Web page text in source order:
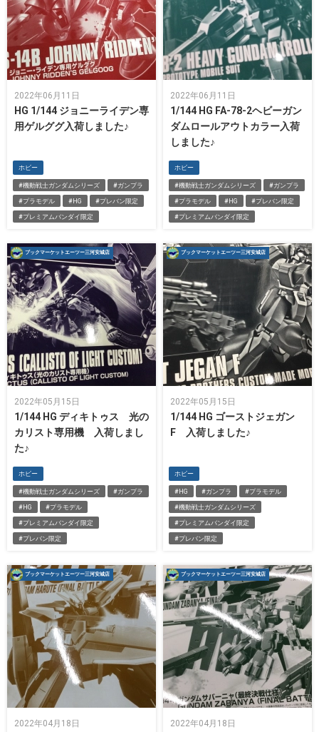
2022年06月11日
HG 1/144 ジョニーライデン専
用ゲルググ入荷しました♪
ホビー
#機動戦士ガンダムシリーズ #ガンプラ
#プラモデル #HG #プレバン限定
#プレミアムバンダイ限定
2022年06月11日
1/144 HG FA-78-2ヘビーガン
ダムロールアウトカラー入荷
しました♪
ホビー
#機動戦士ガンダムシリーズ #ガンプラ
#プラモデル #HG #プレバン限定
#プレミアムバンダイ限定
ブックマーケットエーツー三河安城店
2022年05月15日
1/144 HG ディキトゥス 光の
カリスト専用機 入荷しまし
た♪
ホビー
#機動戦士ガンダムシリーズ #ガンプラ
#HG #プラモデル
#プレミアムバンダイ限定
#プレバン限定
ブックマーケットエーツー三河安城店
2022年05月15日
1/144 HG ゴーストジェガン
F 入荷しました♪
ホビー
#HG #ガンプラ #プラモデル
#機動戦士ガンダムシリーズ
#プレミアムバンダイ限定
#プレバン限定
ブックマーケットエーツー三河安城店
2022年04月18日
ブックマーケットエーツー三河安城店
2022年04月18日